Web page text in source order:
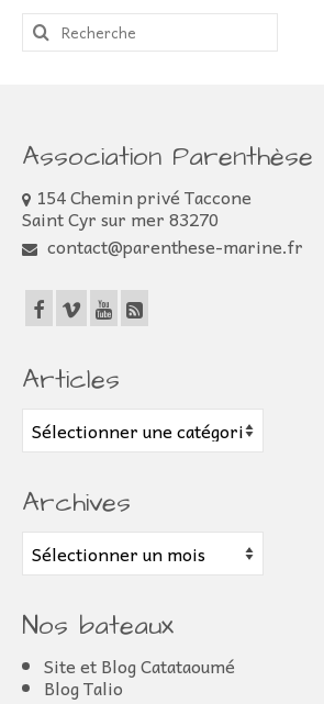
Rechercher
:
Association Parenthèse
154 Chemin privé Taccone
Saint Cyr sur mer 83270
contact@parenthese-marine.fr
Articles
Articles
Archives
Archives
Nos bateaux
Site et Blog Catataoumé
Blog Talio